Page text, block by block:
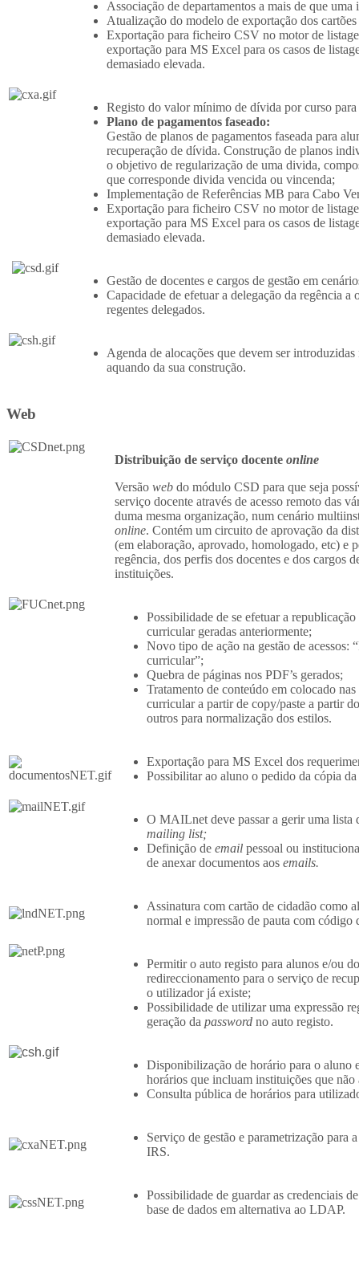
Associação de departamentos a mais de que uma
Atualização do modelo de exportação dos
Exportação para ficheiro CSV no motor de
exportação para MS Excel para os casos de
demasiado elevada.
Registo do valor mínimo de dívida por curso para
Plano de pagamentos faseado:
Gestão de planos de pagamentos faseada para
recuperação de dívida. Construção de planos
o objetivo de regularização de uma divida,
que corresponde divida vencida ou vincenda;
Implementação de Referências MB para Cabo
Exportação para ficheiro CSV no motor de
exportação para MS Excel para os casos de
demasiado elevada.
Gestão de docentes e cargos de gestão em
Capacidade de efetuar a delegação da regência a
regentes delegados.
Agenda de alocações que devem ser
aquando da sua construção.
Web
Distribuição de serviço docente online
Versão web do módulo CSD para que seja
serviço docente através de acesso remoto das
duma mesma organização, num cenário
online. Contém um circuito de aprovação da
(em elaboração, aprovado, homologado, etc) e
regência, dos perfis dos docentes e dos cargos
instituições.
Possibilidade de se efetuar a
curricular geradas anteriormente;
Novo tipo de ação na gestão de acessos:
curricular”;
Quebra de páginas nos PDF’s gerados;
Tratamento de conteúdo em colocado
curricular a partir de copy/paste a partir
outros para normalização dos estilos.
Exportação para MS Excel dos
Possibilitar ao aluno o pedido da cópia
O MAILnet deve passar a gerir uma lista
mailing list;
Definição de email pessoal ou
de anexar documentos aos emails.
Assinatura com cartão de cidadão como
normal e impressão de pauta com código
Permitir o auto registo para alunos e/ou
redireccionamento para o serviço de
o utilizador já existe;
Possibilidade de utilizar uma expressão
geração da password no auto registo.
Disponibilização de horário para o aluno
horários que incluam instituições que
Consulta pública de horários para
Serviço de gestão e parametrização para
IRS.
Possibilidade de guardar as credenciais
base de dados em alternativa ao LDAP.